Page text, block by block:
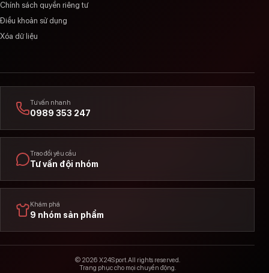
Chính sách quyền riêng tư
Điều khoản sử dụng
Xóa dữ liệu
Tư vấn nhanh
0989 353 247
Trao đổi yêu cầu
Tư vấn đội nhóm
Khám phá
9 nhóm sản phẩm
© 2026 X24Sport. All rights reserved.
Trang phục cho mọi chuyển động.